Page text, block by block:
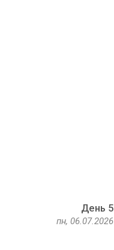
День 5
пн, 06.07.2026